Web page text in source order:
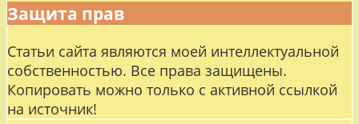
Защита прав
Статьи сайта являются моей интеллектуальной
собственностью. Все права защищены.
Копировать можно только с активной ссылкой
на источник!